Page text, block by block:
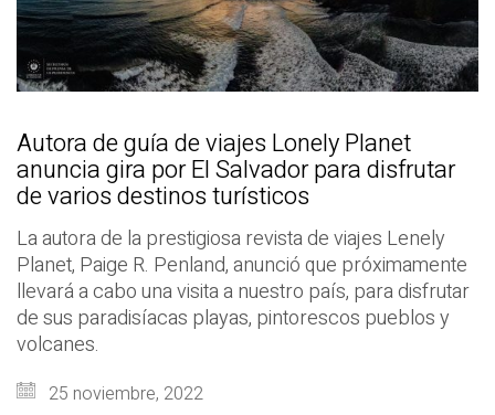
Autora de guía de viajes Lonely Planet
anuncia gira por El Salvador para disfrutar
de varios destinos turísticos
La autora de la prestigiosa revista de viajes Lenely
Planet, Paige R. Penland, anunció que próximamente
llevará a cabo una visita a nuestro país, para disfrutar
de sus paradisíacas playas, pintorescos pueblos y
volcanes.
25 noviembre, 2022